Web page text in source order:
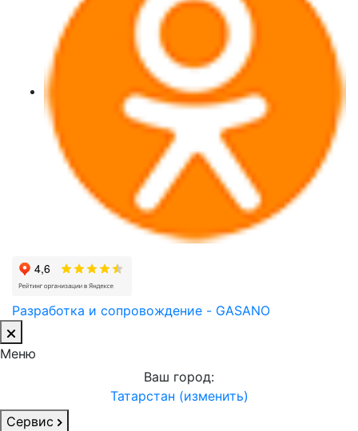
Разработка и сопровождение - GASANO
Меню
Ваш город:
Татарстан (изменить)
Сервис